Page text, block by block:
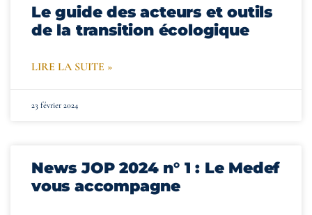
Le guide des acteurs et outils
de la transition écologique
LIRE LA SUITE »
23 février 2024
News JOP 2024 n° 1 : Le Medef
vous accompagne